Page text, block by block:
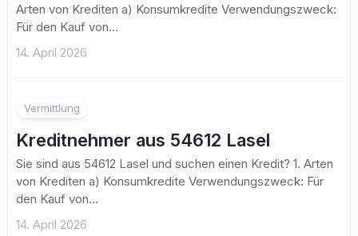
Arten von Krediten a) Konsumkredite Verwendungszweck:
Für den Kauf von...
14. April 2026
Vermittlung
Kreditnehmer aus 54612 Lasel
Sie sind aus 54612 Lasel und suchen einen Kredit? 1. Arten
von Krediten a) Konsumkredite Verwendungszweck: Für
den Kauf von...
14. April 2026